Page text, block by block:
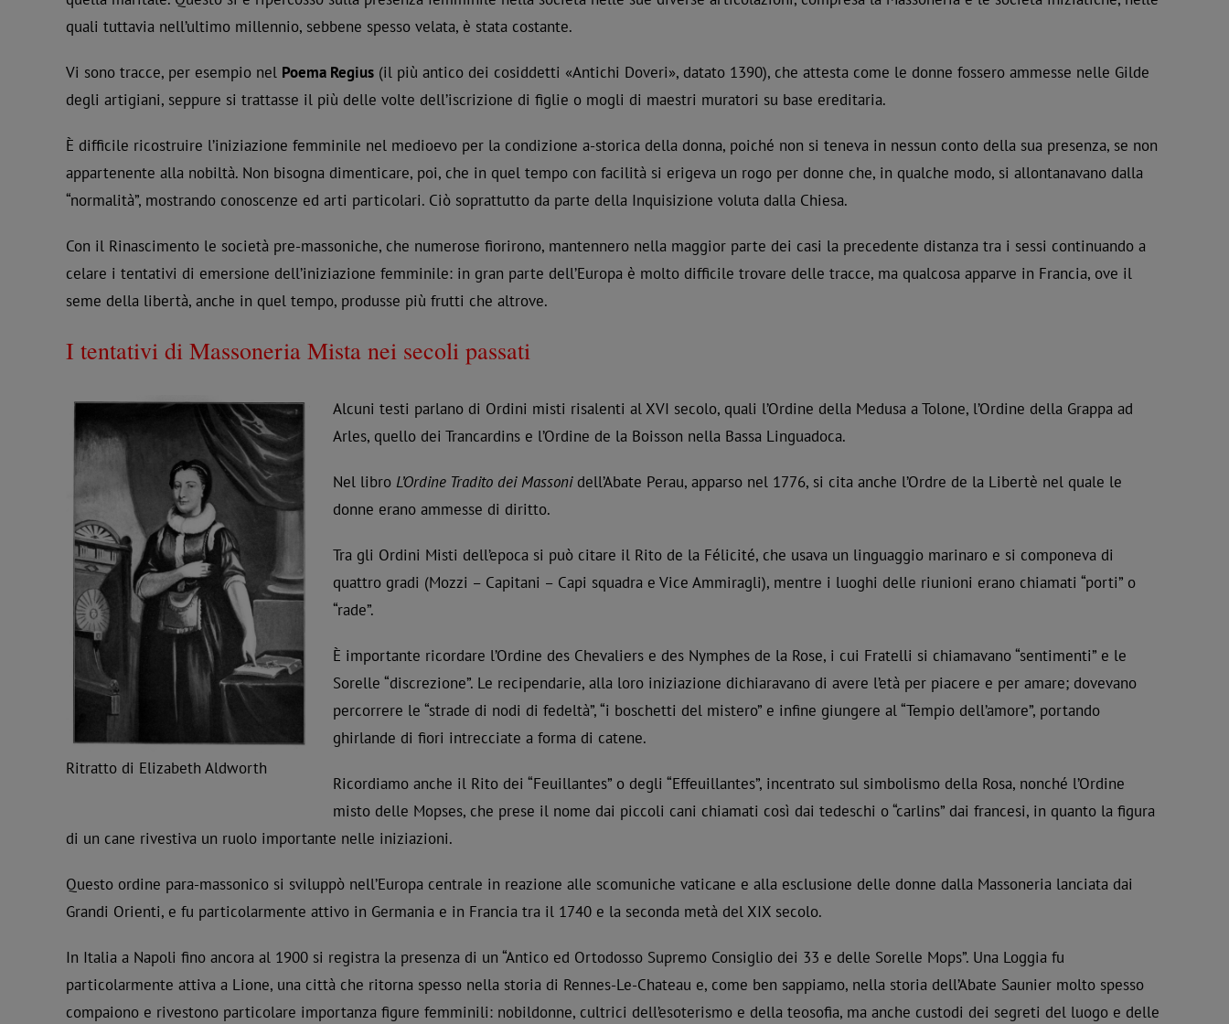
quali tuttavia nell’ultimo millennio, sebbene spesso velata, è stata costante.
Vi sono tracce, per esempio nel Poema Regius (il più antico dei cosiddetti «Antichi Doveri», datato 1390), che attesta come le donne fossero ammesse nelle Gilde
degli artigiani, seppure si trattasse il più delle volte dell’iscrizione di figlie o mogli di maestri muratori su base ereditaria.
È difficile ricostruire l’iniziazione femminile nel medioevo per la condizione a-storica della donna, poiché non si teneva in nessun conto della sua presenza, se non
appartenente alla nobiltà. Non bisogna dimenticare, poi, che in quel tempo con facilità si erigeva un rogo per donne che, in qualche modo, si allontanavano dalla
“normalità”, mostrando conoscenze ed arti particolari. Ciò soprattutto da parte della Inquisizione voluta dalla Chiesa.
Con il Rinascimento le società pre-massoniche, che numerose fiorirono, mantennero nella maggior parte dei casi la precedente distanza tra i sessi continuando a
celare i tentativi di emersione dell’iniziazione femminile: in gran parte dell’Europa è molto difficile trovare delle tracce, ma qualcosa apparve in Francia, ove il
seme della libertà, anche in quel tempo, produsse più frutti che altrove.
I tentativi di Massoneria Mista nei secoli passati
Ritratto di Elizabeth Aldworth
Alcuni testi parlano di Ordini misti risalenti al XVI secolo, quali l’Ordine della Medusa a Tolone, l’Ordine della Grappa ad
Arles, quello dei Trancardins e l’Ordine de la Boisson nella Bassa Linguadoca.
Nel libro L’Ordine Tradito dei Massonidell’Abate Perau, apparso nel 1776, si cita anche l’Ordre de la Libertè nel quale le
donne erano ammesse di diritto.
Tra gli Ordini Misti dell’epoca si può citare il Rito de la Félicité, che usava un linguaggio marinaro e si componeva di
quattro gradi (Mozzi – Capitani – Capi squadra e Vice Ammiragli), mentre i luoghi delle riunioni erano chiamati “porti” o
“rade”.
È importante ricordare l’Ordine des Chevaliers e des Nymphes de la Rose, i cui Fratelli si chiamavano “sentimenti” e le
Sorelle “discrezione”. Le recipendarie, alla loro iniziazione dichiaravano di avere l’età per piacere e per amare; dovevano
percorrere le “strade di nodi di fedeltà”, “i boschetti del mistero” e infine giungere al “Tempio dell’amore”, portando
ghirlande di fiori intrecciate a forma di catene.
Ricordiamo anche il Rito dei “Feuillantes” o degli “Effeuillantes”, incentrato sul simbolismo della Rosa, nonché l’Ordine
misto delle Mopses, che prese il nome dai piccoli cani chiamati così dai tedeschi o “carlins” dai francesi, in quanto la figura
di un cane rivestiva un ruolo importante nelle iniziazioni.
Questo ordine para-massonico si sviluppò nell’Europa centrale in reazione alle scomuniche vaticane e alla esclusione delle donne dalla Massoneria lanciata dai
Grandi Orienti, e fu particolarmente attivo in Germania e in Francia tra il 1740 e la seconda metà del XIX secolo.
In Italia a Napoli fino ancora al 1900 si registra la presenza di un “Antico ed Ortodosso Supremo Consiglio dei 33 e delle Sorelle Mops”. Una Loggia fu
particolarmente attiva a Lione, una città che ritorna spesso nella storia di Rennes-Le-Chateau e, come ben sappiamo, nella storia dell’Abate Saunier molto spesso
compaiono e rivestono particolare importanza figure femminili: nobildonne, cultrici dell’esoterismo e della teosofia, ma anche custodi dei segreti del luogo e delle